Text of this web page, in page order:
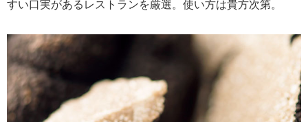
すい口実があるレストランを厳選。使い方は貴方次第。